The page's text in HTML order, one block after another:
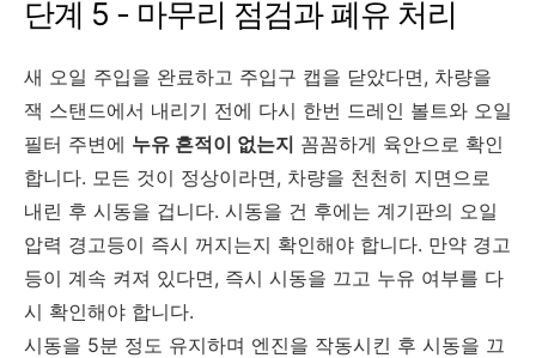
단계 5 - 마무리 점검과 폐유 처리
새 오일 주입을 완료하고 주입구 캡을 닫았다면, 차량을
잭 스탠드에서 내리기 전에 다시 한번 드레인 볼트와 오일
필터 주변에 누유 흔적이 없는지 꼼꼼하게 육안으로 확인
합니다. 모든 것이 정상이라면, 차량을 천천히 지면으로
내린 후 시동을 겁니다. 시동을 건 후에는 계기판의 오일
압력 경고등이 즉시 꺼지는지 확인해야 합니다. 만약 경고
등이 계속 켜져 있다면, 즉시 시동을 끄고 누유 여부를 다
시 확인해야 합니다.
시동을 5분 정도 유지하며 엔진을 작동시킨 후 시동을 끄